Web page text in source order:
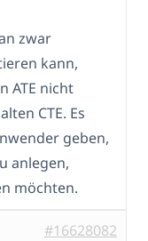
zwar
kann,
ATE nicht
CTE. Es
geben,
anlegen,
möchten.
#16628082